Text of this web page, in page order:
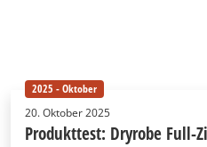
2025 - Oktober
20. Oktober 2025
Produkttest: Dryrobe Full-